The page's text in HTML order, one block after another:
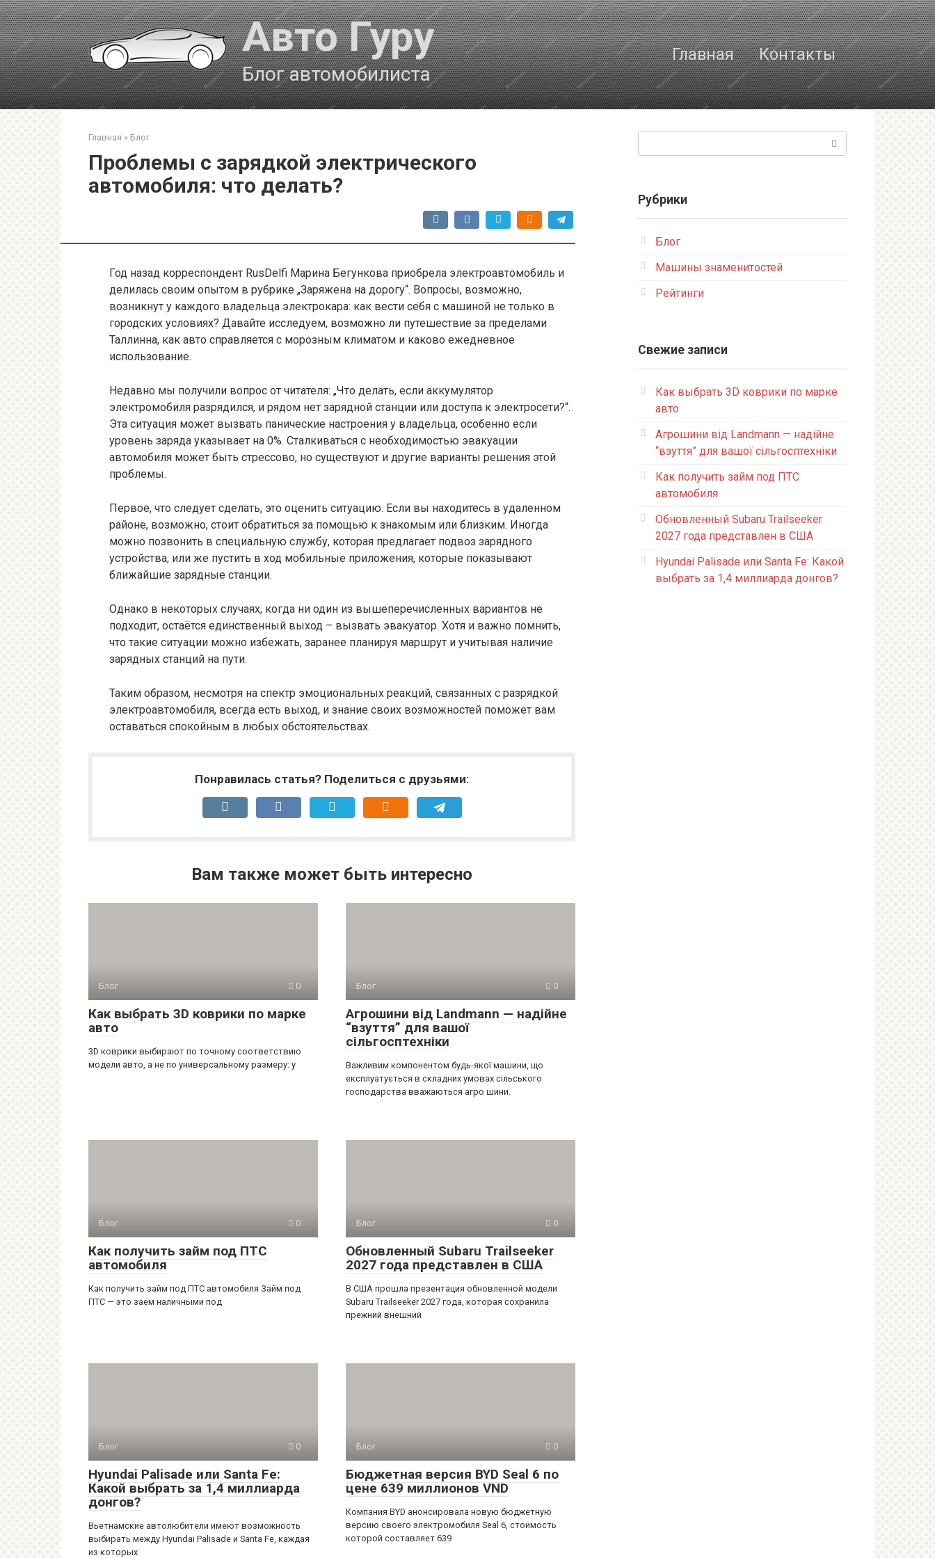
Перейти
к
контенту
Авто Гуру
Блог автомобилиста
Главная Контакты
Главная » Блог
Проблемы с зарядкой электрического
автомобиля: что делать?
Год назад корреспондент RusDelfi Марина Бегункова приобрела электроавтомобиль и
делилась своим опытом в рубрике „Заряжена на дорогу“. Вопросы, возможно,
возникнут у каждого владельца электрокара: как вести себя с машиной не только в
городских условиях? Давайте исследуем, возможно ли путешествие за пределами
Таллинна, как авто справляется с морозным климатом и каково ежедневное
использование.
Недавно мы получили вопрос от читателя: „Что делать, если аккумулятор
электромобиля разрядился, и рядом нет зарядной станции или доступа к электросети?“.
Эта ситуация может вызвать панические настроения у владельца, особенно если
уровень заряда указывает на 0%. Сталкиваться с необходимостью эвакуации
автомобиля может быть стрессово, но существуют и другие варианты решения этой
проблемы.
Первое, что следует сделать, это оценить ситуацию. Если вы находитесь в удаленном
районе, возможно, стоит обратиться за помощью к знакомым или близким. Иногда
можно позвонить в специальную службу, которая предлагает подвоз зарядного
устройства, или же пустить в ход мобильные приложения, которые показывают
ближайшие зарядные станции.
Однако в некоторых случаях, когда ни один из вышеперечисленных вариантов не
подходит, остаётся единственный выход – вызвать эвакуатор. Хотя и важно помнить,
что такие ситуации можно избежать, заранее планируя маршрут и учитывая наличие
зарядных станций на пути.
Таким образом, несмотря на спектр эмоциональных реакций, связанных с разрядкой
электроавтомобиля, всегда есть выход, и знание своих возможностей поможет вам
оставаться спокойным в любых обстоятельствах.
Понравилась статья? Поделиться с друзьями:
Вам также может быть интересно
Блог 0
Как выбрать 3D коврики по марке
авто
3D коврики выбирают по точному соответствию
модели авто, а не по универсальному размеру: у
Блог 0
Агрошини від Landmann — надійне
“взуття” для вашої
сільгосптехніки
Важливим компонентом будь-якої машини, що
експлуатується в складних умовах сільського
господарства вважаються агро шини.
Блог 0
Как получить займ под ПТС
автомобиля
Как получить займ под ПТС автомобиля Займ под
ПТС — это заём наличными под
Блог 0
Обновленный Subaru Trailseeker
2027 года представлен в США
В США прошла презентация обновленной модели
Subaru Trailseeker 2027 года, которая сохранила
прежний внешний
Блог 0
Hyundai Palisade или Santa Fe:
Какой выбрать за 1,4 миллиарда
донгов?
Вьетнамские автолюбители имеют возможность
выбирать между Hyundai Palisade и Santa Fe, каждая
из которых
Блог 0
Бюджетная версия BYD Seal 6 по
цене 639 миллионов VND
Компания BYD анонсировала новую бюджетную
версию своего электромобиля Seal 6, стоимость
которой составляет 639
Рубрики
Блог
Машины знаменитостей
Рейтинги
Свежие записи
Как выбрать 3D коврики по марке
авто
Агрошини від Landmann — надійне
“взуття” для вашої сільгосптехніки
Как получить займ под ПТС
автомобиля
Обновленный Subaru Trailseeker
2027 года представлен в США
Hyundai Palisade или Santa Fe: Какой
выбрать за 1,4 миллиарда донгов?